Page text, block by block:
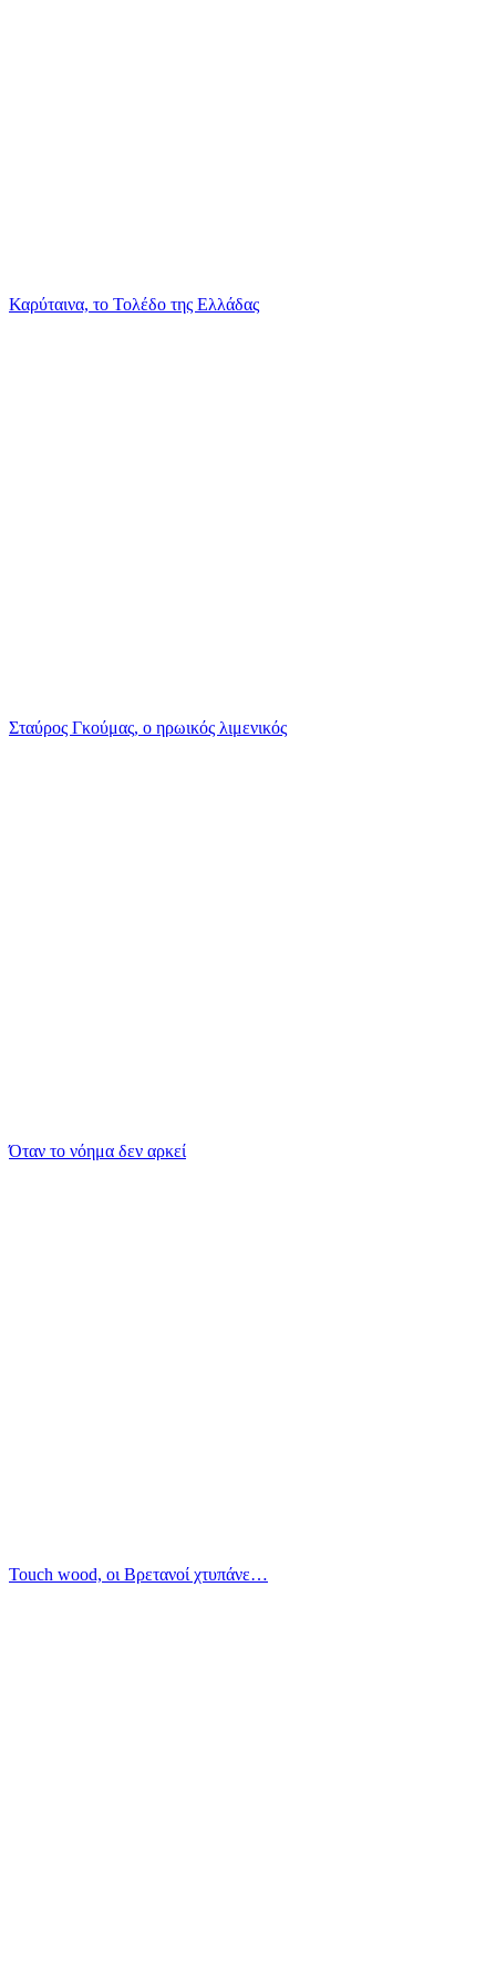
Καρύταινα, το Τολέδο της Ελλάδας
Σταύρος Γκούμας, ο ηρωικός λιμενικός
Όταν το νόημα δεν αρκεί
Touch wood, οι Βρετανοί χτυπάνε…